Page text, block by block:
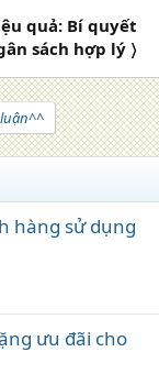
quả: Bí quyết
sách hợp lý 〉
hàng sử dụng
ưu đãi cho